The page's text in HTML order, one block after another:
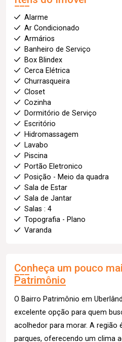
Alarme
Ar Condicionado
Armários
Banheiro de Serviço
Box Blindex
Cerca Elétrica
Churrasqueira
Closet
Cozinha
Dormitório de Serviço
Escritório
Hidromassagem
Lavabo
Piscina
Portão Eletronico
Posição - Meio da quadra
Sala de Estar
Sala de Jantar
Salas : 4
Topografia - Plano
Varanda
Conheça um pouco
Patrimônio
O Bairro Patrimônio em
excelente opção para quem
acolhedor para morar. A região
parques, oferecendo um clima